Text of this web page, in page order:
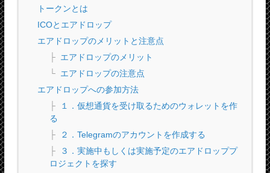
トークンとは
ICOとエアドロップ
エアドロップのメリットと注意点
エアドロップのメリット
エアドロップの注意点
エアドロップへの参加方法
１．仮想通貨を受け取るためのウォレットを作
る
２．Telegramのアカウントを作成する
３．実施中もしくは実施予定のエアドロッププ
ロジェクトを探す